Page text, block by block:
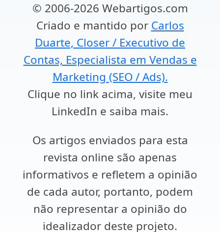
© 2006-2026 Webartigos.com
Criado e mantido por Carlos
Duarte, Closer / Executivo de
Contas, Especialista em Vendas e
Marketing (SEO / Ads).
Clique no link acima, visite meu
LinkedIn e saiba mais.
Os artigos enviados para esta
revista online são apenas
informativos e refletem a opinião
de cada autor, portanto, podem
não representar a opinião do
idealizador deste projeto.